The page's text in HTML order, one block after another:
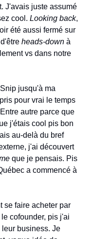
J'avais juste assumé
cool. Looking back,
été aussi fermé sur
heads-down à
vs dans notre
jusqu'à ma
pour vrai le temps
autre parce que
j'étais cool pis bon
au-delà du bref
j'ai découvert
que je pensais. Pis
a commencé à
se faire acheter par
cofounder, pis j'ai
business. Je